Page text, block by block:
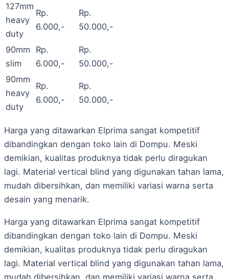
127mm
heavy
duty
Rp.
6.000,-
Rp.
50.000,-
90mm
slim
Rp.
6.000,-
Rp.
50.000,-
90mm
heavy
duty
Rp.
6.000,-
Rp.
50.000,-
Harga yang ditawarkan Elprima sangat kompetitif
dibandingkan dengan toko lain di Dompu. Meski
demikian, kualitas produknya tidak perlu diragukan
lagi. Material vertical blind yang digunakan tahan lama,
mudah dibersihkan, dan memiliki variasi warna serta
desain yang menarik.
Harga yang ditawarkan Elprima sangat kompetitif
dibandingkan dengan toko lain di Dompu. Meski
demikian, kualitas produknya tidak perlu diragukan
lagi. Material vertical blind yang digunakan tahan lama,
mudah dibersihkan, dan memiliki variasi warna serta